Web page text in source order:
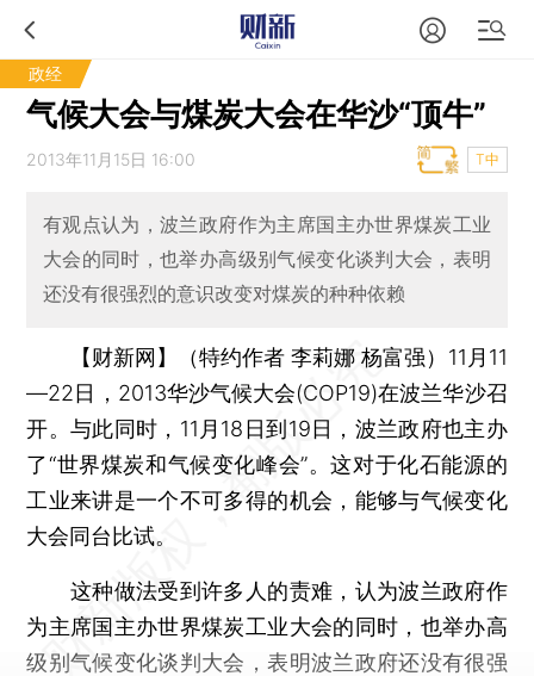
政经
气候大会与煤炭大会在华沙“顶牛”
2013年11月15日 16:00 T中
有观点认为，波兰政府作为主席国主办世界煤炭工业
大会的同时，也举办高级别气候变化谈判大会，表明
还没有很强烈的意识改变对煤炭的种种依赖
【财新网】（特约作者 李莉娜 杨富强） 11月11
—22日，2013华沙气候大会(COP19)在波兰华沙召
开。与此同时，11月18日到19日，波兰政府也主办
了“世界煤炭和气候变化峰会”。这对于化石能源的
工业来讲是一个不可多得的机会，能够与气候变化
大会同台比试。
这种做法受到许多人的责难，认为波兰政府作
为主席国主办世界煤炭工业大会的同时，也举办高
级别气候变化谈判大会，表明波兰政府还没有很强